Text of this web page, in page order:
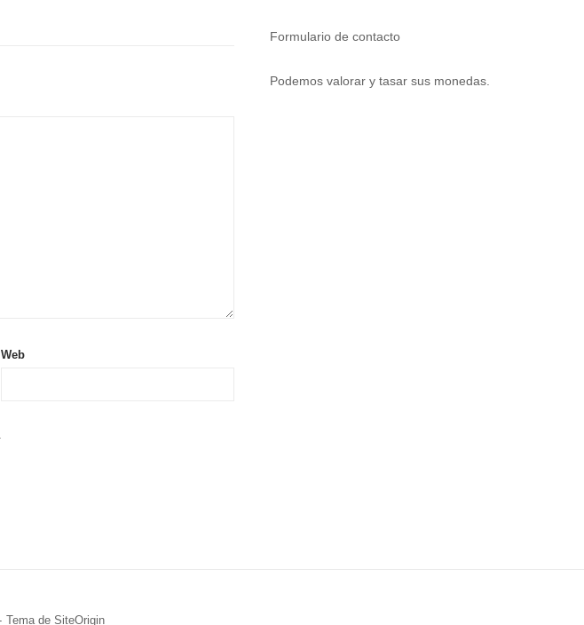
Web
Formulario de contacto
Podemos valorar y tasar sus monedas.
Tema de SiteOrigin